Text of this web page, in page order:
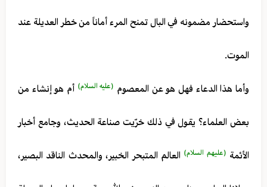
واستحضار مضمونه في البال تمنح المرء أماناً من خطر العديلة عند
الموت.
وأما هذا الدعاء فهل هو عن المعصوم (عليه السلام) أم هو إنشاء من
بعض العلماء؟ يقول في ذلك خرّيت صناعة الحديث، وجامع أخبار
الأئمة (عليهم السلام) العالم المتبحر الخبير، والمحدث الناقد البصير،